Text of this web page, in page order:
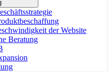
der Website
Beratung